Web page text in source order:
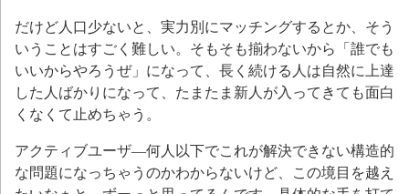
だけど人口少ないと、実力別にマッチングするとか、そう
いうことはすごく難しい。そもそも揃わないから「誰でも
いいからやろうぜ」になって、長く続ける人は自然に上達
した人ばかりになって、たまたま新人が入ってきても面白
くなくて止めちゃう。
アクティブユーザ—何人以下でこれが解決できない構造的
な問題になっちゃうのかわからないけど、この境目を越え